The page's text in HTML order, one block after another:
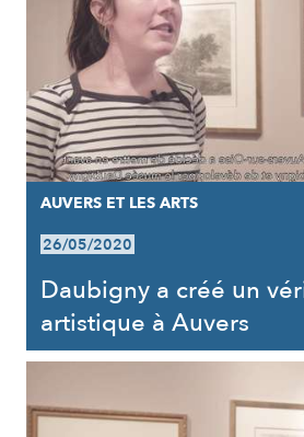
AUVERS ET LES ARTS
26/05/2020
Daubigny a créé un
artistique à Auvers